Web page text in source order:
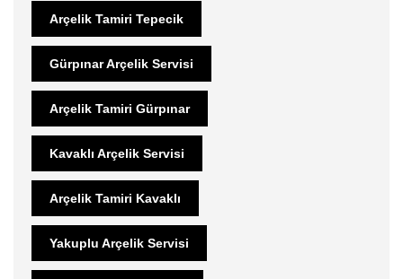
Arçelik Tamiri Tepecik
Gürpınar Arçelik Servisi
Arçelik Tamiri Gürpınar
Kavaklı Arçelik Servisi
Arçelik Tamiri Kavaklı
Yakuplu Arçelik Servisi